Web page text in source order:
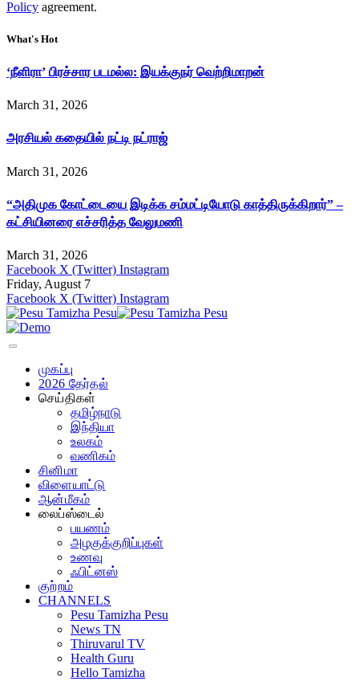
Policy agreement.
What's Hot
‘நீளிரா’ பிரச்சார படமல்ல: இயக்குநர் வெற்றிமாறன்
March 31, 2026
அரசியல் கதையில் நட்டி நட்ராஜ்
March 31, 2026
“அதிமுக கோட்டையை இடிக்க சம்மட்டியோடு காத்திருக்கிறார்” –
கட்சியினரை எச்சரித்த வேலுமணி
March 31, 2026
Facebook X (Twitter) Instagram
Friday, August 7
Facebook X (Twitter) Instagram
முகப்பு
2026 தேர்தல்
செய்திகள்
தமிழ்நாடு
இந்தியா
உலகம்
வணிகம்
சினிமா
விளையாட்டு
ஆன்மீகம்
லைப்ஸ்டைல்
பயணம்
அழகுக்குறிப்புகள்
உணவு
ஃபிட்னஸ்
குற்றம்
CHANNELS
Pesu Tamizha Pesu
News TN
Thiruvarul TV
Health Guru
Hello Tamizha